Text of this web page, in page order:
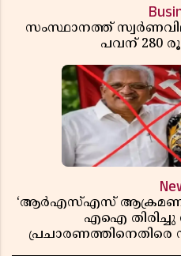
സംസ്ഥാനത്ത്
പവന് 280
‘ആർഎസ്എസ്
എഐ തിരിച്ചു
പ്രചാരണത്തിനെതിരെ